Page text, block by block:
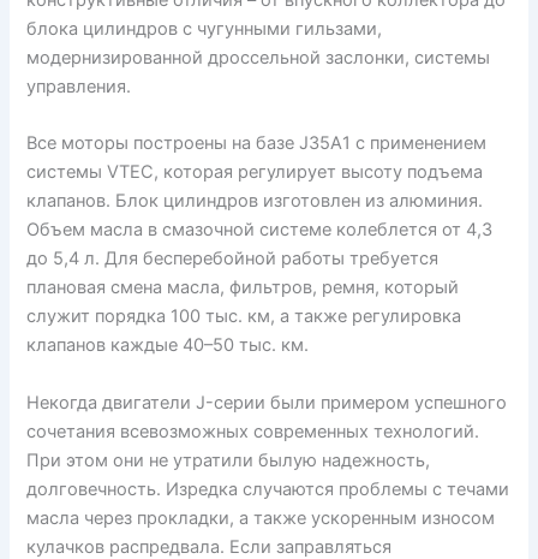
блока цилиндров с чугунными гильзами,
модернизированной дроссельной заслонки, системы
управления.
Все моторы построены на базе J35A1 с применением
системы VTEC, которая регулирует высоту подъема
клапанов. Блок цилиндров изготовлен из алюминия.
Объем масла в смазочной системе колеблется от 4,3
до 5,4 л. Для бесперебойной работы требуется
плановая смена масла, фильтров, ремня, который
служит порядка 100 тыс. км, а также регулировка
клапанов каждые 40–50 тыс. км.
Некогда двигатели J-серии были примером успешного
сочетания всевозможных современных технологий.
При этом они не утратили былую надежность,
долговечность. Изредка случаются проблемы с течами
масла через прокладки, а также ускоренным износом
кулачков распредвала. Если заправляться